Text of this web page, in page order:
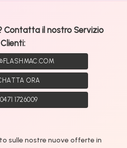
Contatta il nostro Servizio
Clienti:
ORA
0471 1726009
sulle nostre nuove offerte in